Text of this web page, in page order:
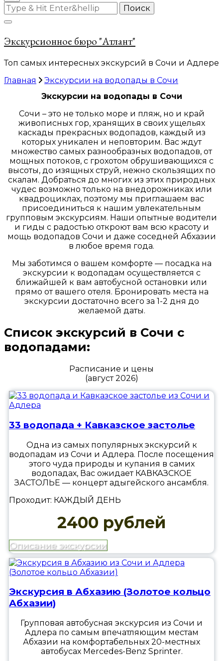
Ищите
что-
то?
Экскурсионное бюро "Атлант"
Топ самых интересных экскурсий в Сочи и Адлере
Главная
Экскурсии на водопады в Сочи
Экскурсии на водопады в Сочи
Сочи – это не только море и пляж, но и край
живописных гор, хранящих в своих ущельях
каскады прекрасных водопадов, каждый из
которых уникален и неповторим. Вас ждут
множество самых разнообразных водопадов, от
мощных потоков, с грохотом обрушивающихся с
высоты, до изящных струй, нежно скользящих по
скалам. Добраться до многих из этих природных
чудес возможно только на внедорожниках или
квадроциклах, поэтому мы приглашаем вас
присоединиться к нашим увлекательным
групповым экскурсиям. Наши опытные водители
и гиды с радостью откроют вам всю красоту и
мощь водопадов Сочи и даже соседней Абхазии
в любое время года.
Мы заботимся о вашем комфорте — посадка на
экскурсии к водопадам осуществляется с
ближайшей к вам автобусной остановки или
прямо от вашего отеля. Бронировать места на
экскурсии достаточно всего за 1-2 дня до
желаемой даты.
Список экскурсий в Сочи с
водопадами:
Расписание и цены
(август 2026)
33 водопада + Кавказское застолье
Одна из самых популярных экскурсий к
водопадам из Сочи и Адлера. После посещения
этого чуда природы и купания в самих
водопадах, Вас ожидает КАВКАЗСКОЕ
ЗАСТОЛЬЕ — концерт адыгейского ансамбля.
Проходит: КАЖДЫЙ ДЕНЬ
2400 рублей
Описание экскурсии
Экскурсия в Абхазию (Золотое кольцо
Абхазии)
Групповая автобусная экскурсия из Сочи и
Адлера по самым впечатляющим местам
Абхазии на комфортабельных 20-местных
автобусах Mercedes-Benz Sprinter.